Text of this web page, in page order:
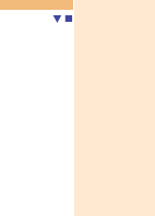
▼ ■